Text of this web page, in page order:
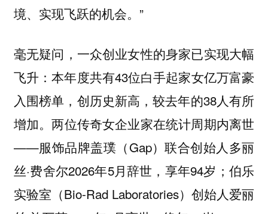
境、实现飞跃的机会。”
毫无疑问，一众创业女性的身家已实现大幅
飞升：本年度共有43位白手起家女亿万富豪
入围榜单，创历史新高，较去年的38人有所
增加。两位传奇女企业家在统计周期内离世
——服饰品牌盖璞（Gap）联合创始人多丽
丝·费舍尔2026年5月辞世，享年94岁；伯乐
实验室（Bio-Rad Laboratories）创始人爱丽